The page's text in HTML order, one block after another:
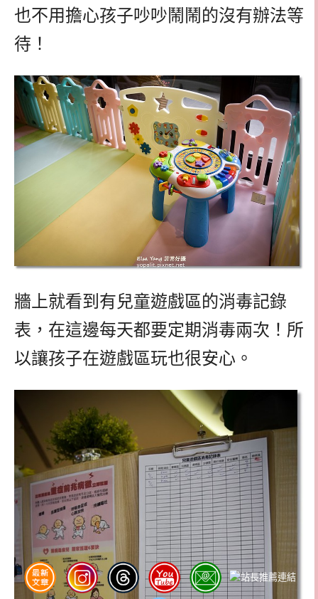
也不用擔心孩子吵吵鬧鬧的沒有辦法等
待！
牆上就看到有兒童遊戲區的消毒記錄
表，在這邊每天都要定期消毒兩次！所
以讓孩子在遊戲區玩也很安心。